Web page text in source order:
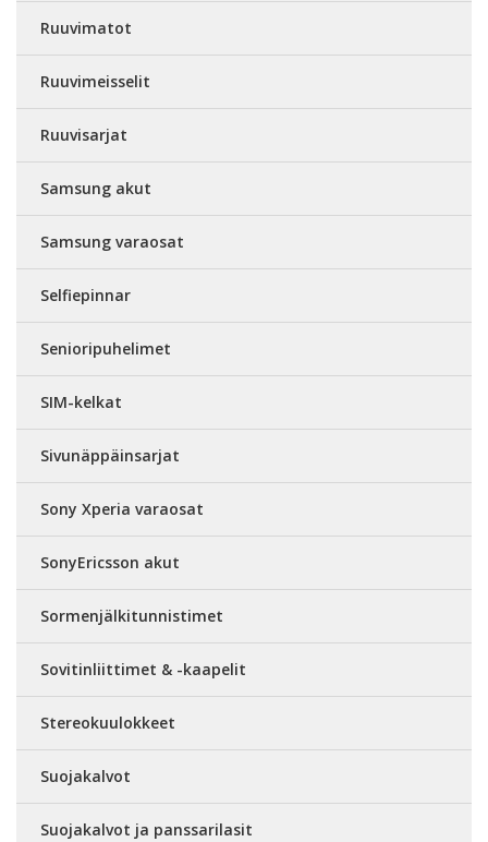
Ruuvimatot
Ruuvimeisselit
Ruuvisarjat
Samsung akut
Samsung varaosat
Selfiepinnar
Senioripuhelimet
SIM-kelkat
Sivunäppäinsarjat
Sony Xperia varaosat
SonyEricsson akut
Sormenjälkitunnistimet
Sovitinliittimet & -kaapelit
Stereokuulokkeet
Suojakalvot
Suojakalvot ja panssarilasit